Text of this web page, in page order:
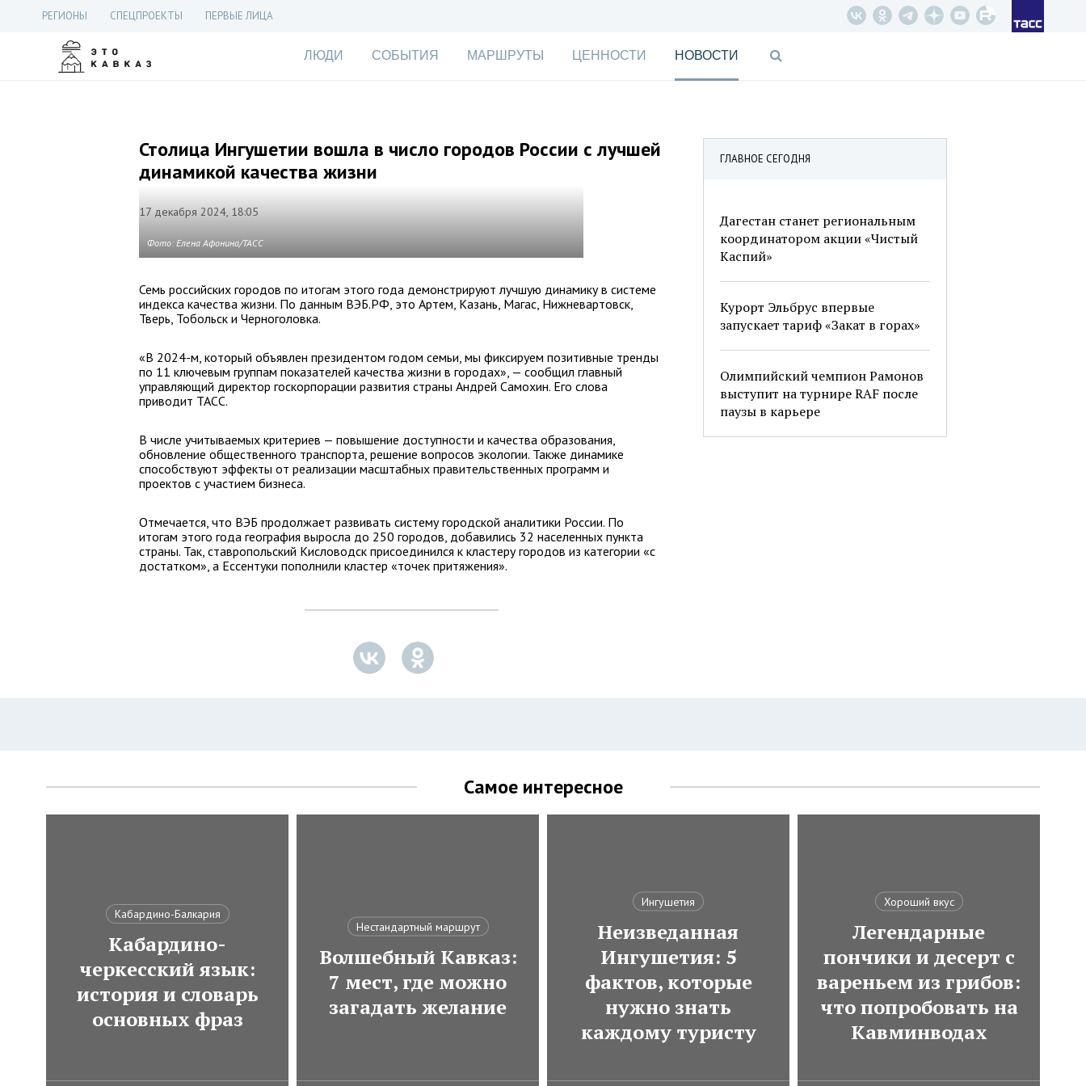
РЕГИОНЫ СПЕЦПРОЕКТЫ ПЕРВЫЕ ЛИЦА
ЛЮДИ СОБЫТИЯ МАРШРУТЫ ЦЕННОСТИ НОВОСТИ
ГЛАВНОЕ СЕГОДНЯ
Дагестан станет региональным
координатором акции «Чистый
Каспий»
Курорт Эльбрус впервые
запускает тариф «Закат в горах»
Олимпийский чемпион Рамонов
выступит на турнире RAF после
паузы в карьере
Столица Ингушетии вошла в число городов России с лучшей
динамикой качества жизни
17 декабря 2024, 18:05
Фото: Елена Афонина/ТАСС
Семь российских городов по итогам этого года демонстрируют лучшую динамику в системе
индекса качества жизни. По данным ВЭБ.РФ, это Артем, Казань, Магас, Нижневартовск,
Тверь, Тобольск и Черноголовка.
«В 2024-м, который объявлен президентом годом семьи, мы фиксируем позитивные тренды
по 11 ключевым группам показателей качества жизни в городах», — сообщил главный
управляющий директор госкорпорации развития страны Андрей Самохин. Его слова
приводит ТАСС.
В числе учитываемых критериев — повышение доступности и качества образования,
обновление общественного транспорта, решение вопросов экологии. Также динамике
способствуют эффекты от реализации масштабных правительственных программ и
проектов с участием бизнеса.
Отмечается, что ВЭБ продолжает развивать систему городской аналитики России. По
итогам этого года география выросла до 250 городов, добавились 32 населенных пункта
страны. Так, ставропольский Кисловодск присоединился к кластеру городов из категории «с
достатком», а Ессентуки пополнили кластер «точек притяжения».
Самое интересное
Кабардино-Балкария
Кабардино-
черкесский язык:
история и словарь
основных фраз
Нестандартный маршрут
Волшебный Кавказ:
7 мест, где можно
загадать желание
Ингушетия
Неизведанная
Ингушетия: 5
фактов, которые
нужно знать
каждому туристу
Хороший вкус
Легендарные
пончики и десерт с
вареньем из грибов:
что попробовать на
Кавминводах